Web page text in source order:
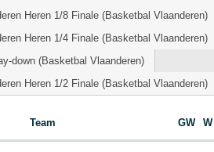
Heren 1/8 Finale (Basketbal Vlaanderen)
Heren 1/4 Finale (Basketbal Vlaanderen)
down (Basketbal Vlaanderen)
Heren 1/2 Finale (Basketbal Vlaanderen)
Team GW W